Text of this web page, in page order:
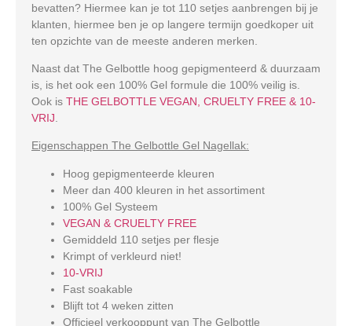
bevatten? Hiermee kan je tot 110 setjes aanbrengen bij je
klanten, hiermee ben je op langere termijn goedkoper uit
ten opzichte van de meeste anderen merken.
Naast dat The Gelbottle hoog gepigmenteerd & duurzaam
is, is het ook een 100% Gel formule die 100% veilig is.
Ook is THE GELBOTTLE VEGAN, CRUELTY FREE & 10-
VRIJ
Eigenschappen The Gelbottle Gel Nagellak:
Hoog gepigmenteerde kleuren
Meer dan 400 kleuren in het assortiment
100% Gel Systeem
VEGAN & CRUELTY FREE
Gemiddeld 110 setjes per flesje
Krimpt of verkleurd niet!
10-VRIJ
Fast soakable
Blijft tot 4 weken zitten
Officieel verkooppunt van The Gelbottle